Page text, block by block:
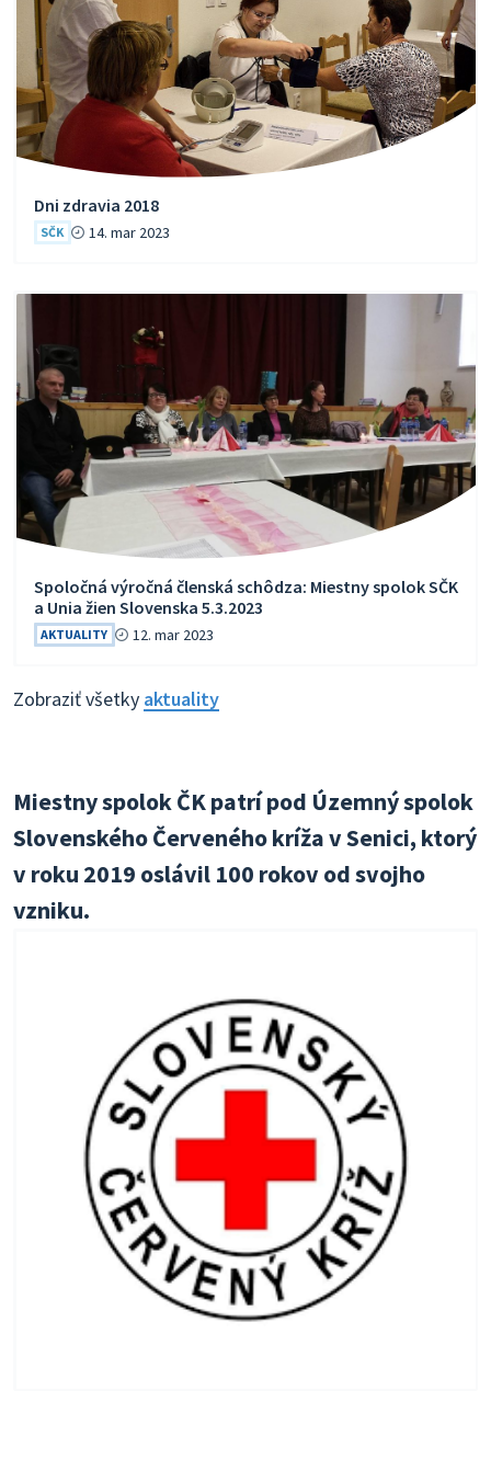
Dni zdravia 2018
SČK 14. mar 2023
Spoločná výročná členská schôdza: Miestny spolok SČK
a Unia žien Slovenska 5.3.2023
AKTUALITY 12. mar 2023
Zobraziť všetky aktuality
Miestny spolok ČK patrí pod Územný spolok
Slovenského Červeného krížav Senici, ktorý
v roku 2019 oslávil 100 rokov od svojho
vzniku.